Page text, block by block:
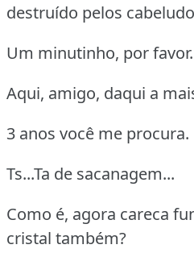
destruído pelos
Um minutinho, por
Aqui, amigo, daqui a
3 anos você me procura.
Ts...Ta de sacanagem...
Como é, agora careca
cristal também?